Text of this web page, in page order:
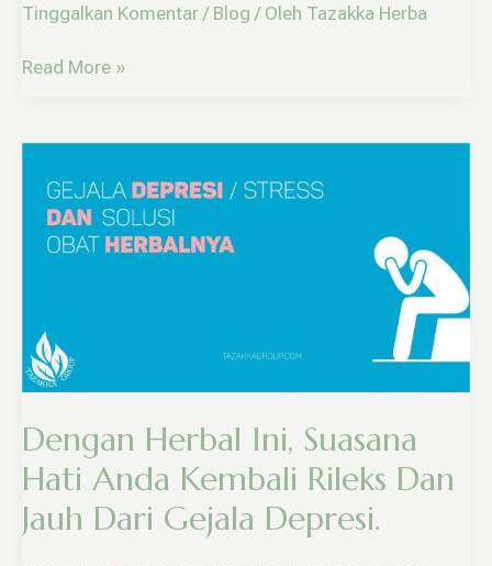
Tinggalkan Komentar / Blog / Oleh Tazakka Herba
Read More »
Dengan Herbal Ini, Suasana
Hati Anda Kembali Rileks Dan
Jauh Dari Gejala Depresi.
Herbal
Suasana
Rileks
Dan
Dari
Gejala
Depresi.